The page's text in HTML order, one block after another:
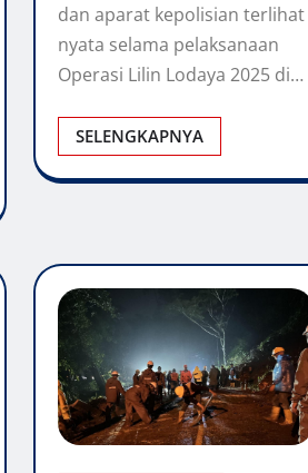
dan aparat kepolisian terlihat
nyata selama pelaksanaan
Operasi Lilin Lodaya 2025 di…
SELENGKAPNYA